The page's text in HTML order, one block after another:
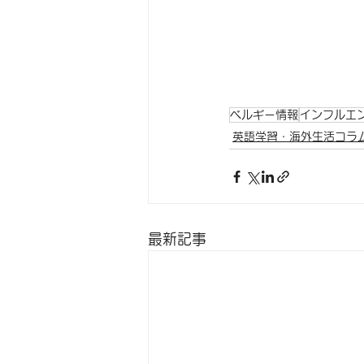
ベルギー情報 インフルエ
英語学習・海外生活コラ
最新記事